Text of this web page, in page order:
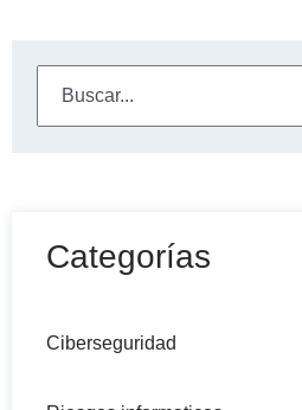
Categorías
Ciberseguridad